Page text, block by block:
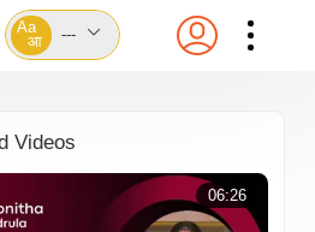
Aa
आ
---
Videos
06:26